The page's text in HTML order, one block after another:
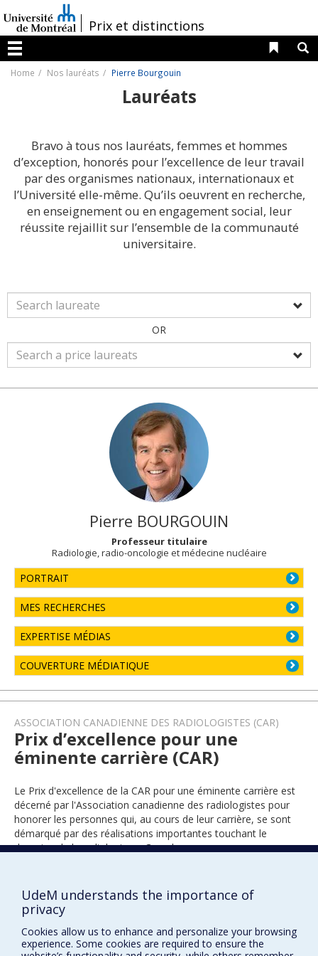
au
contenu
/Prix et distinctions
Menu
Liens
Home Nos lauréats Pierre Bourgouin
Lauréats
Bravo à tous nos lauréats, femmes et hommes
d’exception, honorés pour l’excellence de leur travail
par des organismes nationaux, internationaux et
l’Université elle-même. Qu’ils oeuvrent en recherche,
en enseignement ou en engagement social, leur
réussite rejaillit sur l’ensemble de la communauté
universitaire.
OR
Pierre BOURGOUIN
Professeur titulaire
Radiologie, radio-oncologie et médecine nucléaire
PORTRAIT
MES RECHERCHES
EXPERTISE MÉDIAS
COUVERTURE MÉDIATIQUE
ASSOCIATION CANADIENNE DES RADIOLOGISTES (CAR)
Prix d’excellence pour une
éminente carrière (CAR)
Le Prix d'excellence de la CAR pour une éminente carrière est
décerné par l'Association canadienne des radiologistes pour
honorer les personnes qui, au cours de leur carrière, se sont
démarqué par des réalisations importantes touchant le
domaine de la radiologie au Canada.
UdeM understands the importance of
privacy
Cookies allow us to enhance and personalize your browsing
experience. Some cookies are required to ensure the